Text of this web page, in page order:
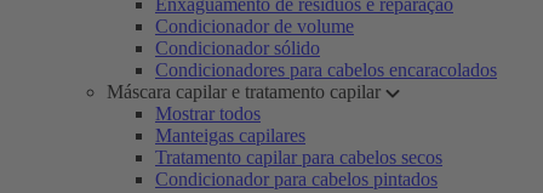
Enxaguamento de resíduos e reparação
Condicionador de volume
Condicionador sólido
Condicionadores para cabelos encaracolados
Máscara capilar e tratamento capilar
Mostrar todos
Manteigas capilares
Tratamento capilar para cabelos secos
Condicionador para cabelos pintados